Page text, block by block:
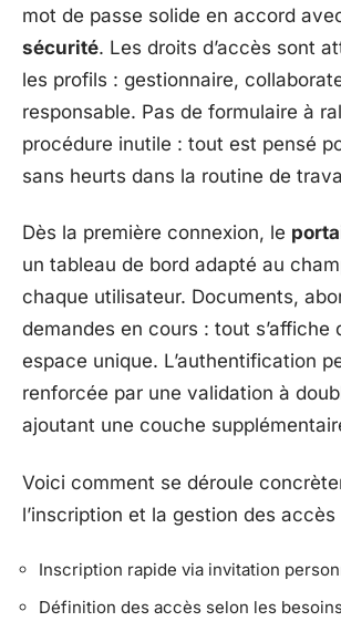
mot de passe solide en accord
sécurité. Les droits d’accès sont
les profils : gestionnaire,
responsable. Pas de formulaire à
procédure inutile : tout est pensé
sans heurts dans la routine de
Dès la première connexion, le
un tableau de bord adapté au
chaque utilisateur. Documents,
demandes en cours : tout s’affiche
espace unique. L’authentification
renforcée par une validation à
ajoutant une couche
Voici comment se déroule
l’inscription et la gestion des accès
Inscription rapide via invitation
Définition des accès selon les